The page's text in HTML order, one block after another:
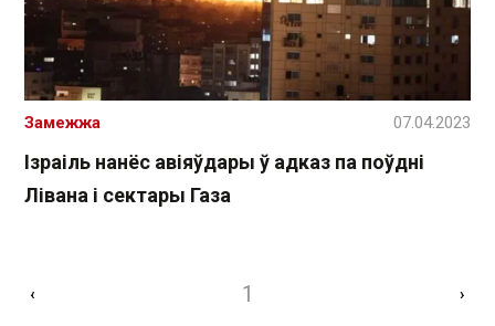
Ізраіль нанёс авіяўдары ў адказ па поўдні
Лівана і сектары Газа
Замежжа 07.04.2023
‹ 1 ›